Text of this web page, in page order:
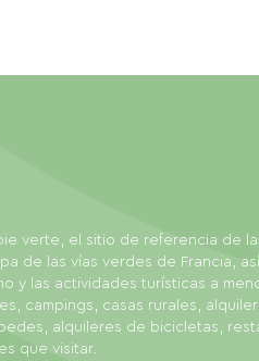
verte, el sitio de referencia de
de las vías verdes de Francia,
y las actividades turísticas a
campings, casas rurales,
alquileres de bicicletas,
que visitar.